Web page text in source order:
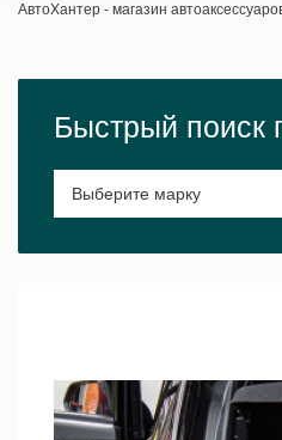
АвтоХантер - магазин
Быстрый поиск